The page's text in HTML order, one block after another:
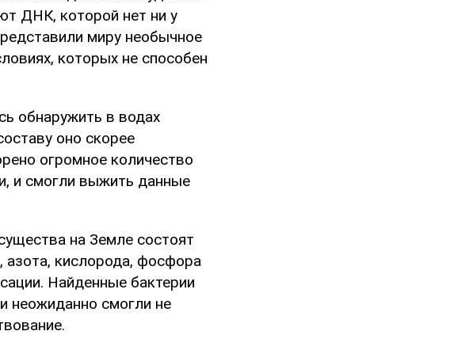
ДНК, которой нет ни у
миру необычное
которых не способен
обнаружить в водах
оно скорее
огромное количество
и смогли выжить данные
на Земле состоят
азота, кислорода, фосфора
Найденные бактерии
неожиданно смогли не